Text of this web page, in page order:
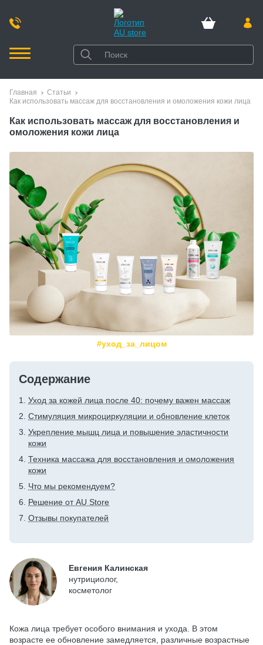
Главная
Статьи
Как использовать массаж для восстановления и омоложения кожи лица
Как использовать массаж для восстановления и
омоложения кожи лица
#уход_за_лицом
Содержание
Уход за кожей лица после 40: почему важен массаж
Стимуляция микроциркуляции и обновление клеток
Укрепление мышц лица и повышение эластичности
кожи
Техника массажа для восстановления и омоложения
кожи
Что мы рекомендуем?
Решение от AU Store
Отзывы покупателей
Евгения Калинская
нутрициолог,
косметолог
Кожа лица требует особого внимания и ухода. В этом
возрасте ее обновление замедляется, различные возрастные